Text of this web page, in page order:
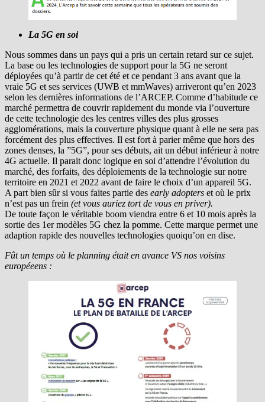
La 5G en soi
Nous sommes dans un pays qui a pris un certain retard sur ce sujet.
La base ou les technologies de support pour la 5G ne seront
déployées qu’à partir de cet été et ce pendant 3 ans avant que la
vraie 5G et ses services (UWB et mmWaves) arriveront qu’en 2023
selon les dernières informations de l’ARCEP. Comme d’habitude ce
marché permettra de couvrir rapidement du monde via l’ouverture
de cette technologie des les centres villes des plus grosses
agglomérations, mais la couverture physique quant à elle ne sera pas
forcément des plus effectives. Il est fort à parier même que hors des
zones denses, la ”5G”, pour ses débuts, ait un début inférieur à notre
4G actuelle. Il parait donc logique en soi d’attendre l’évolution du
marché, des forfaits, des déploiements de la technologie sur notre
territoire en 2021 et 2022 avant de faire le choix d’un appareil 5G.
A part bien sûr si vous faites partie des early adopters et où le prix
n’est pas un frein (et vous auriez tort de vous en priver).
De toute façon le véritable boom viendra entre 6 et 10 mois après la
sortie des 1er modèles 5G chez la pomme. Cette marque permet une
adaption rapide des nouvelles technologies quoiqu’on en dise.
Fût un temps où le planning était en avance VS nos voisins
européeens :